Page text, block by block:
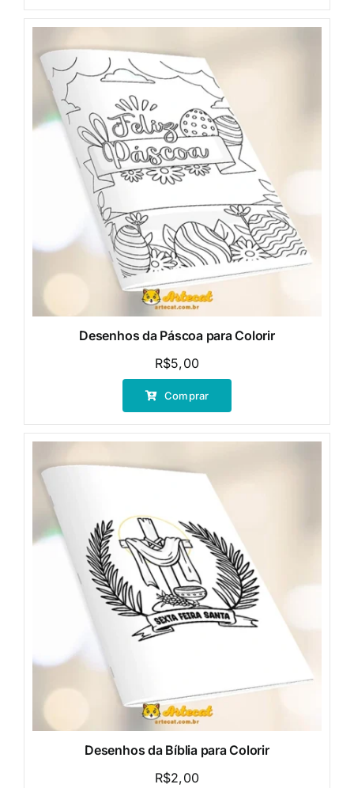
Desenhos da Páscoa para Colorir
R$5,00
Comprar
Desenhos da Bíblia para Colorir
R$2,00